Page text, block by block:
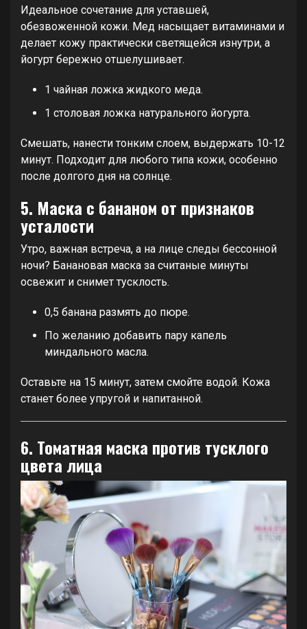
Идеальное сочетание для уставшей,
обезвоженной кожи. Мед насыщает витаминами и
делает кожу практически светящейся изнутри, а
йогурт бережно отшелушивает.
1 чайная ложка жидкого меда.
1 столовая ложка натурального йогурта.
Смешать, нанести тонким слоем, выдержать 10-12
минут. Подходит для любого типа кожи, особенно
после долгого дня на солнце.
5. Маска с бананом от признаков
усталости
Утро, важная встреча, а на лице следы бессонной
ночи? Банановая маска за считаные минуты
освежит и снимет тусклость.
0,5 банана размять до пюре.
По желанию добавить пару капель
миндального масла.
Оставьте на 15 минут, затем смойте водой. Кожа
станет более упругой и напитанной.
6. Томатная маска против тусклого
цвета лица